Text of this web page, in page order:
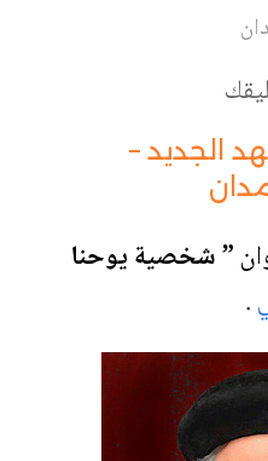
الجديد –
” شخصية يوحنا
.